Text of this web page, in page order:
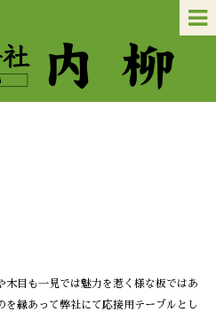
木目も一見では魅力を惹く様な板ではあ
を縁あって弊社にて応接用テーブルとし